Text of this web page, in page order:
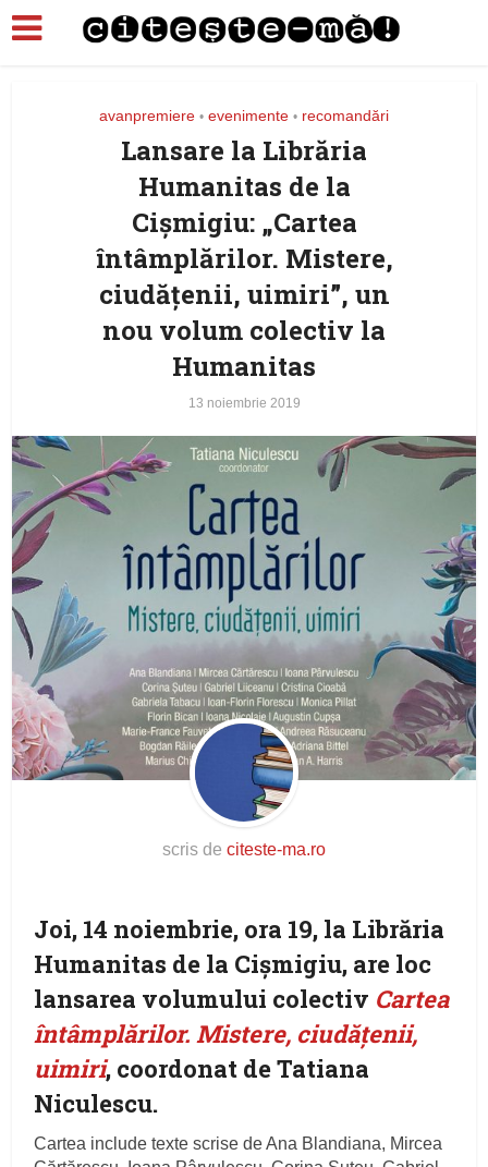
avanpremiere • evenimente • recomandări
Lansare la Librăria
Humanitas de la
Cișmigiu: „Cartea
întâmplărilor. Mistere,
ciudățenii, uimiri”, un
nou volum colectiv la
Humanitas
13 noiembrie 2019
scris de citeste-ma.ro
Joi, 14 noiembrie, ora 19, la Librăria
Humanitas de la Cișmigiu, are loc
lansarea volumului colectiv Cartea
întâmplărilor. Mistere, ciudățenii,
uimiri, coordonat de Tatiana
Niculescu.
Cartea include texte scrise de Ana Blandiana, Mircea